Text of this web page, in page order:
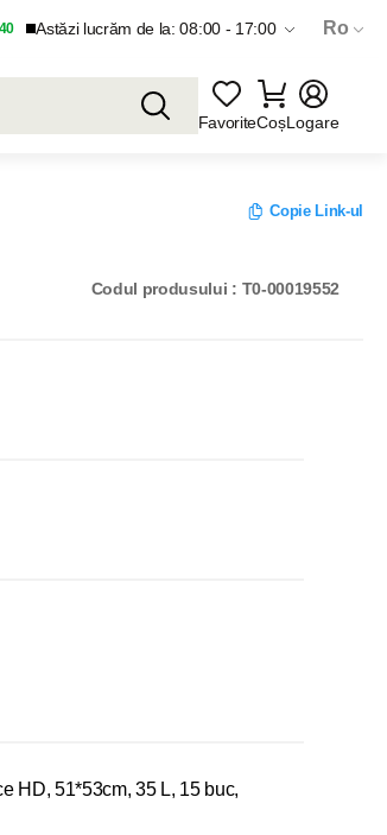
Astăzi lucrăm de la: 08:00 - 17:00 Ro
FavoriteCoșLogare
Copie Link-ul
Codul produsului : T0-00019552
HD, 51*53cm, 35 L, 15 buc,